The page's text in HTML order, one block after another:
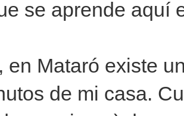
se aprende aquí
en Mataró existe
de mi casa.